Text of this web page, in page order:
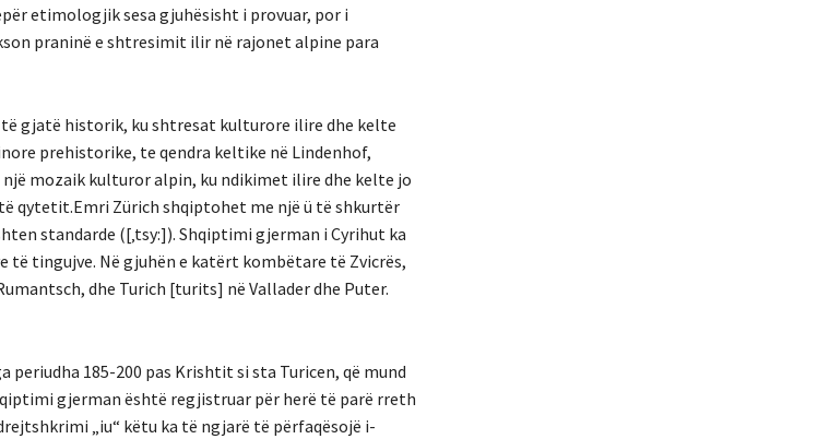
etimologjik sesa gjuhësisht i provuar, por i
praninë e shtresimit ilir në rajonet alpine para
gjatë historik, ku shtresat kulturore ilire dhe kelte
prehistorike, te qendra keltike në Lindenhof,
mozaik kulturor alpin, ku ndikimet ilire dhe kelte jo
qytetit.Emri Zürich shqiptohet me një ü të shkurtër
standarde ([‚tsy:]). Shqiptimi gjerman i Cyrihut ka
të tingujve. Në gjuhën e katërt kombëtare të Zvicrës,
dhe Turich [turits] në Vallader dhe Puter.
periudha 185-200 pas Krishtit si sta Turicen, që mund
gjerman është regjistruar për herë të parë rreth
„iu“ këtu ka të ngjarë të përfaqësojë i-